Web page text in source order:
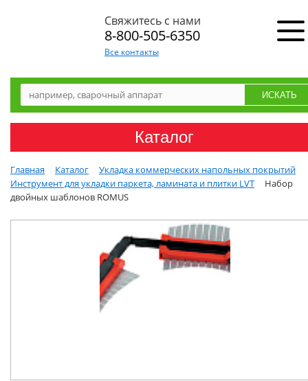
Свяжитесь с нами
8-800-505-6350
Все контакты
Каталог
Главная Каталог
Укладка коммерческих напольных покрытий
Инструмент для укладки паркета, ламината и плитки LVT
Набор
двойных шаблонов ROMUS